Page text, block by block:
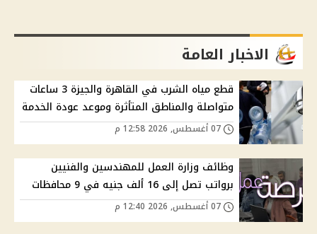
الاخبار العامة
قطع مياه الشرب في القاهرة والجيزة 3 ساعات
متواصلة والمناطق المتأثرة وموعد عودة الخدمة
وظائف وزارة العمل للمهندسين والفنيين
برواتب تصل إلى 16 ألف جنيه في 9 محافظات